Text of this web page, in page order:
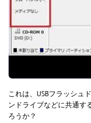
これは、USBフラッシュ
ンドライブなどに共通す
ろうか？